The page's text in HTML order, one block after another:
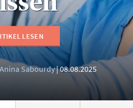
LESEN
Anina Sabourdy 08.08.2025